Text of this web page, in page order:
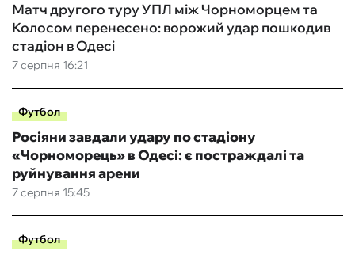
7 серпня 16:21
Матч другого туру УПЛ між Чорноморцем та
Колосом перенесено: ворожий удар пошкодив
стадіон в Одесі
Футбол
7 серпня 15:45
Росіяни завдали удару по стадіону
«Чорноморець» в Одесі: є постраждалі та
руйнування арени
Футбол